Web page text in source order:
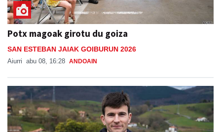
Potx magoak girotu du goiza
SAN ESTEBAN JAIAK GOIBURUN 2026
Aiurri abu 08, 16:28 ANDOAIN